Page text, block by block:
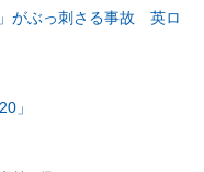
がぶっ刺さる事故 英ロ
」